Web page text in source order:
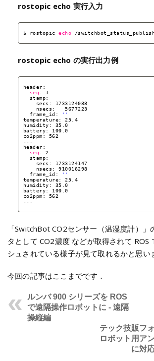
rostopic echo 実行入力
$ rostopic echo /
rostopic echo の実行出力例
header:
seq: 1
stamp:
secs: 1733124088
nsecs:   5677223
frame_id:
''
temperature: 25.4
humidity: 35.0
battery: 100.0
co2ppm: 562
---
header:
seq: 2
stamp:
secs: 1733124147
nsecs: 910016298
frame_id:
''
temperature: 25.4
humidity: 35.0
battery: 100.0
co2ppm: 562
---
「SwitchBot CO2センサー（温湿度計）」
タとして CO2濃度 などが取得されて ROS
シュされている様子が見て取れるかと思い
今回の記事はここまでです．
ルンバ 900 シリーズを ROS
で遠隔操作ロボットに - 遠隔
操縦編
テック技販フ
ロボット用ア
に対